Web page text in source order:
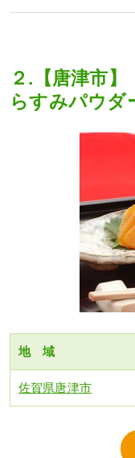
２.【唐津市
らすみパウダ
地 域
佐賀県唐津市